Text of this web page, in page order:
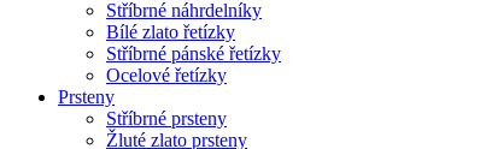
Stříbrné náhrdelníky
Bílé zlato řetízky
Stříbrné pánské řetízky
Ocelové řetízky
Prsteny
Stříbrné prsteny
Žluté zlato prsteny